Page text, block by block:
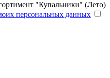
"Купальники" (Лето)
персональных данных